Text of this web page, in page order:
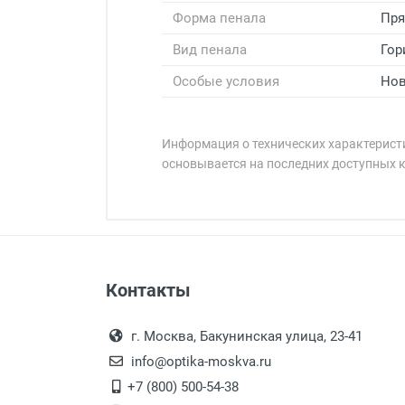
Форма пенала
Вид пенала
Особые условия
Информация о технических
основывается на последних доступных
Перечисление средств на
Выдаем товар в рабочие
После того, как заказ
Для получения товара при
Заказ необходимо
дополнительных расходов за
Контакты
г. Москва, Бакунинская улица, 23-41
info@optika-moskva.ru
+7 (800) 500-54-38